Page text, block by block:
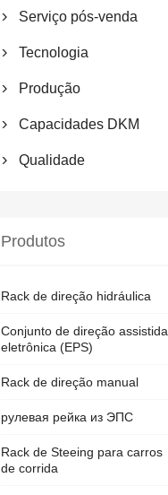
 Serviço pós-venda
 Tecnologia
 Produção
 Capacidades DKM
 Qualidade
Produtos
Rack de direção hidráulica
Conjunto de direção assistida
eletrônica (EPS)
Rack de direção manual
рулевая рейка из ЭПС
Rack de Steeing para carros
de corrida